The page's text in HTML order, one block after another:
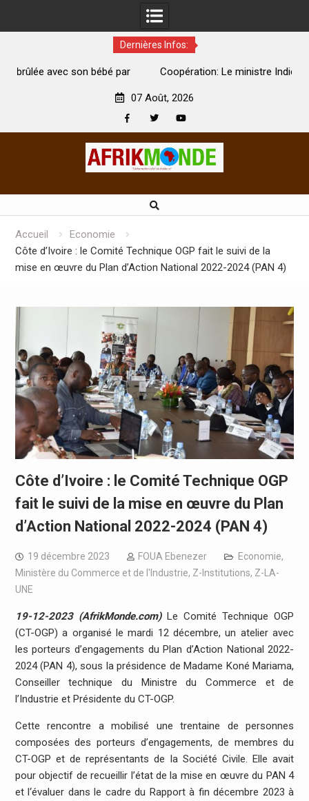
Dernières Infos:
Coopération: Le ministre Indien Kirti Vardhan Singh à
07 Août, 2026
Accueil
Economie
Côte d’Ivoire : le Comité Technique OGP fait le suivi de la
mise en œuvre du Plan d’Action National 2022-2024 (PAN 4)
Côte d’Ivoire : le Comité Technique OGP
fait le suivi de la mise en œuvre du Plan
d’Action National 2022-2024 (PAN 4)
19 décembre 2023 FOUA Ebenezer Economie,
Ministère du Commerce et de l'Industrie, Z-Institutions, Z-LA-
UNE
19-12-2023 (AfrikMonde.com) Le Comité Technique OGP
(CT-OGP) a organisé le mardi 12 décembre, un atelier avec
les porteurs d’engagements du Plan d’Action National 2022-
2024 (PAN 4), sous la présidence de Madame Koné Mariama,
Conseiller technique du Ministre du Commerce et de
l’Industrie et Présidente du CT-OGP.
Cette rencontre a mobilisé une trentaine de personnes
composées des porteurs d’engagements, de membres du
CT-OGP et de représentants de la Société Civile. Elle avait
pour objectif de recueillir l’état de la mise en œuvre du PAN 4
et l‘évaluer dans le cadre du Rapport à fin décembre 2023 à